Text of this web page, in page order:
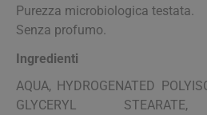
Purezza microbiologica testata.
Senza profumo.
Ingredienti
AQUA, HYDROGENATED
GLYCERYL STEARATE,